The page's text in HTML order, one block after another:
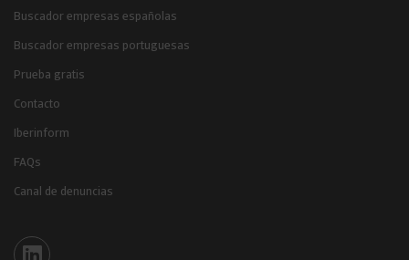
Buscador empresas españolas
Buscador empresas portuguesas
Prueba gratis
Contacto
Iberinform
FAQs
Canal de denuncias